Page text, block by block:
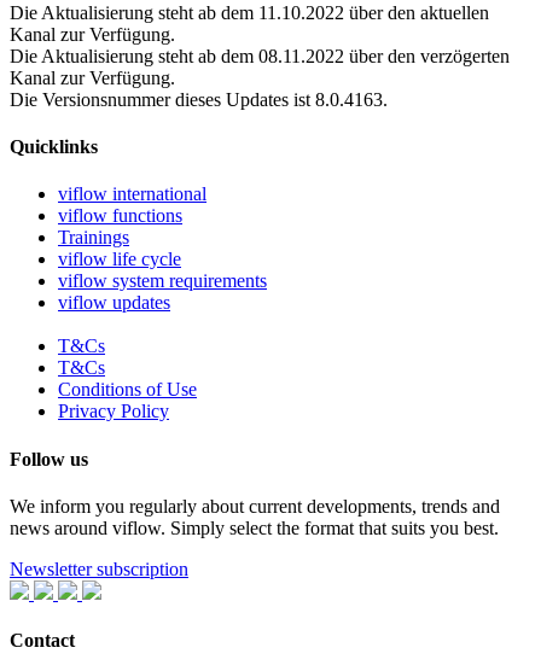
Die Aktualisierung steht ab dem 11.10.2022 über den aktuellen
Kanal zur Verfügung.
Die Aktualisierung steht ab dem 08.11.2022 über den verzögerten
Kanal zur Verfügung.
Die Versionsnummer dieses Updates ist 8.0.4163.
Quicklinks
viflow international
viflow functions
Trainings
viflow life cycle
viflow system requirements
viflow updates
T&Cs
T&Cs
Conditions of Use
Privacy Policy
Follow us
We inform you regularly about current developments, trends and
news around viflow. Simply select the format that suits you best.
Newsletter subscription
Contact